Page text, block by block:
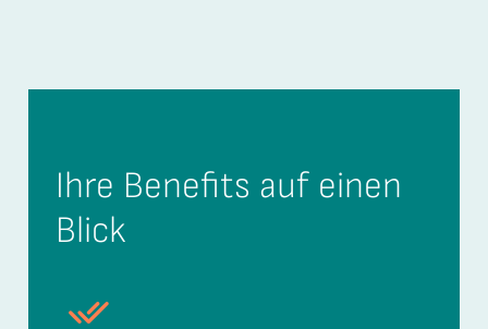
Ihre Benefits auf einen
Blick